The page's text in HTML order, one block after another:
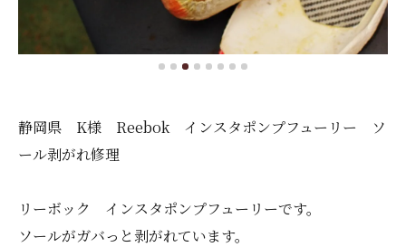
静岡県 K様 Reebok インスタポンプフューリー ソ
ール剥がれ修理
リーボック インスタポンプフューリーです。
ソールがガバっと剥がれています。